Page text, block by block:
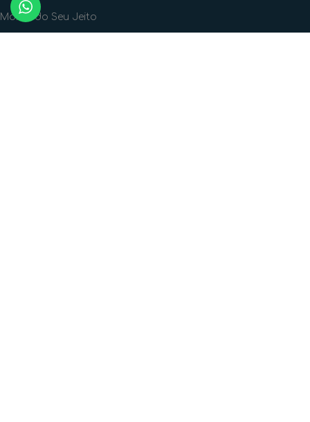
Monte do Seu Jeito